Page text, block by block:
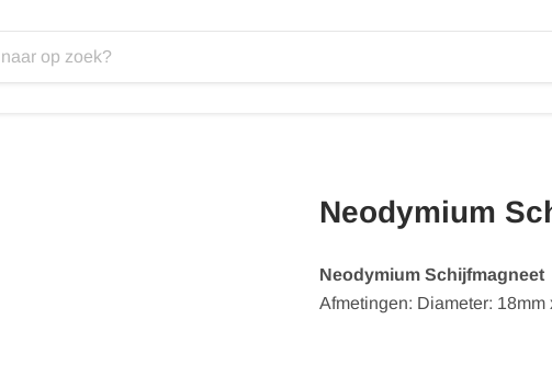
Neodymium
Neodymium Schijfmagneet
Afmetingen: Diameter: 18mm